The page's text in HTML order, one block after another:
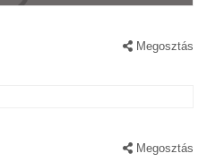
Megosztás
Megosztás